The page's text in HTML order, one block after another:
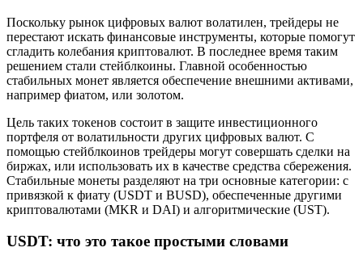
Поскольку рынок цифровых валют волатилен, трейдеры не
перестают искать финансовые инструменты, которые помогут
сгладить колебания криптовалют. В последнее время таким
решением стали стейблкоины. Главной особенностью
стабильных монет является обеспечение внешними активами,
например фиатом, или золотом.
Цель таких токенов состоит в защите инвестиционного
портфеля от волатильности других цифровых валют. С
помощью стейблкоинов трейдеры могут совершать сделки на
биржах, или использовать их в качестве средства сбережения.
Стабильные монеты разделяют на три основные категории: с
привязкой к фиату (USDT и BUSD), обеспеченные другими
криптовалютами (MKR и DAI) и алгоритмические (UST).
USDT: что это такое простыми словами